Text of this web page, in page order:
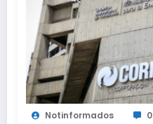
Notinformados 0